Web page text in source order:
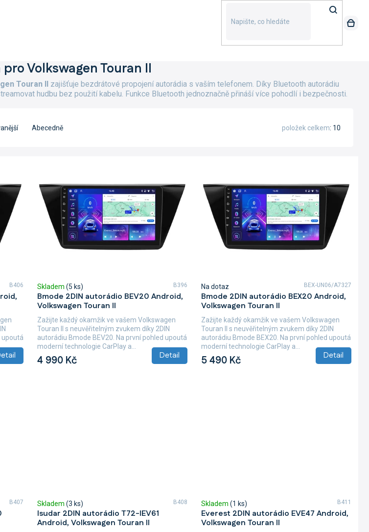
Volkswagen Touran II
Touran II
zajišťuje bezdrátové propojení autorádia s vaším telefonem. Díky Bluetooth autorádiu
hudbu bez použití kabelu. Funkce Bluetooth jednoznačně přináší více pohodlí i bezpečnosti.
Abecedně 10
položek celkem
upoutá
B406
Bmode 2DIN autorádio BEV20 Android,
Volkswagen Touran II
Skladem (5 ks)
4 990 Kč Detail
Zažijte každý okamžik ve vašem Volkswagen
Touran II s neuvěřitelným zvukem díky 2DIN
autorádiu Bmode BEV20. Na první pohled upoutá
moderní technologie CarPlay a...
B396
Bmode 2DIN autorádio BEX20 Android,
Volkswagen Touran II
Na dotaz
5 490 Kč Detail
Zažijte každý okamžik ve vašem Volkswagen
Touran II s neuvěřitelným zvukem díky 2DIN
autorádiu Bmode BEX20. Na první pohled upoutá
moderní technologie CarPlay a...
BEX-UN06/A7327
B407
Isudar 2DIN autorádio T72-IEV61
Android, Volkswagen Touran II
Skladem (3 ks) B408
Everest 2DIN autorádio EVE47 Android,
Volkswagen Touran II
Skladem (1 ks) B411